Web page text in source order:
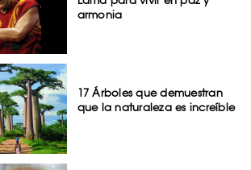
armonia
17 Árboles que demuestran
que la naturaleza es increíble